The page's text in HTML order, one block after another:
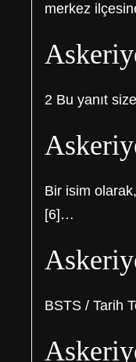
merkez
2 Bu yanıt
Bir isim
[6]…
BSTS / Tarih